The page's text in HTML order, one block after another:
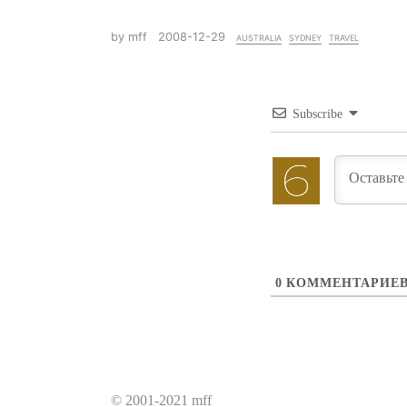
by mff 2008-12-29 australia sydney travel
Subscribe
0
© 2001-2021 mff